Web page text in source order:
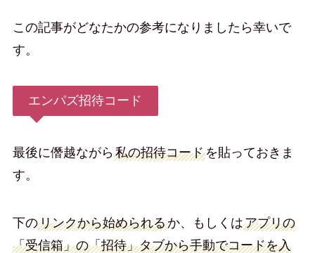
この記事がどなたかの参考になりましたら幸いで
す。
エンパズ招待コード
最後に僭越ながら私の招待コードを貼っておきま
す。
下のリンクから始められるか、もしくはアプリの
「受信箱」の「招待」タブから手動でコードを入